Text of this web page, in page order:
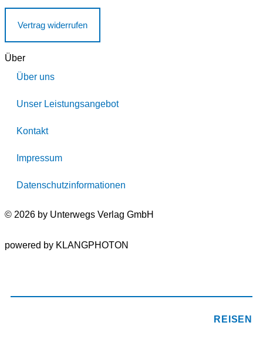
Vertrag widerrufen
Über
Über uns
Unser Leistungsangebot
Kontakt
Impressum
Datenschutzinformationen
© 2026 by Unterwegs Verlag GmbH
powered by KLANGPHOTON
REISEN